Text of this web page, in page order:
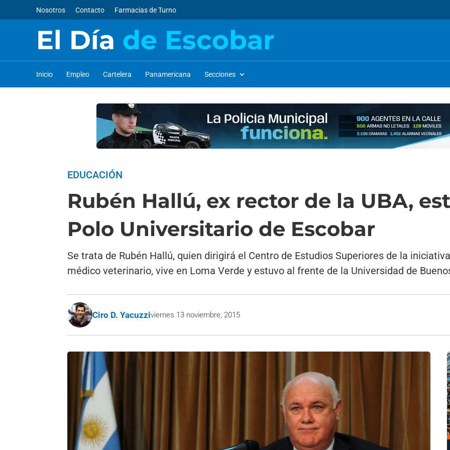
Nosotros Contacto Farmacias de Turno
El Día de Escobar
Inicio Empleo Cartelera Panamericana Secciones
EDUCACIÓN
Rubén Hallú, ex rector de la UBA,
Polo Universitario de Escobar
Se trata de Rubén Hallú, quien dirigirá el Centro de Estudios Superiores de la
médico veterinario, vive en Loma Verde y estuvo al frente de la Universidad de
Ciro D. Yacuzziviernes 13 noviembre, 2015